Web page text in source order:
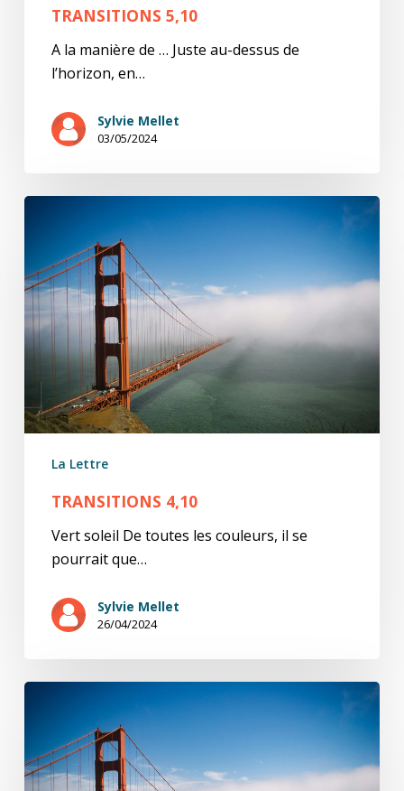
TRANSITIONS 5,10
A la manière de … Juste au-dessus de
l’horizon, en…
Sylvie Mellet
03/05/2024
La Lettre
TRANSITIONS 4,10
Vert soleil De toutes les couleurs, il se
pourrait que…
Sylvie Mellet
26/04/2024